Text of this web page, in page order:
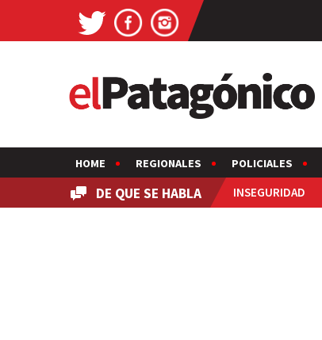
HOME REGIONALES POLICIALES
DE QUE SE HABLA INSEGURIDAD